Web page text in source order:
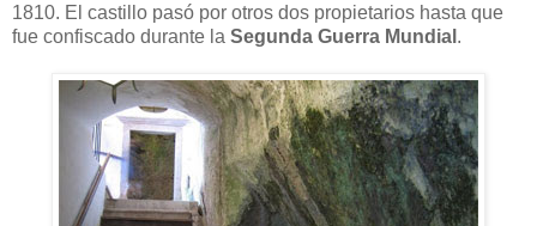
1810. El castillo pasó por otros dos propietarios hasta que
fue confiscado durante la Segunda Guerra Mundial .